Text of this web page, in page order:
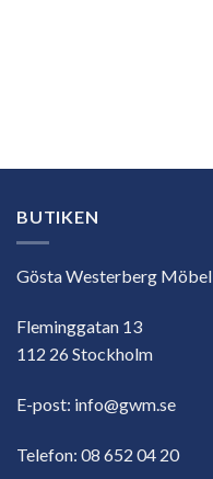
BUTIKEN
Gösta Westerberg Möbel
Fleminggatan 13
112 26 Stockholm
E-post: info@gwm.se
Telefon: 08 652 04 20